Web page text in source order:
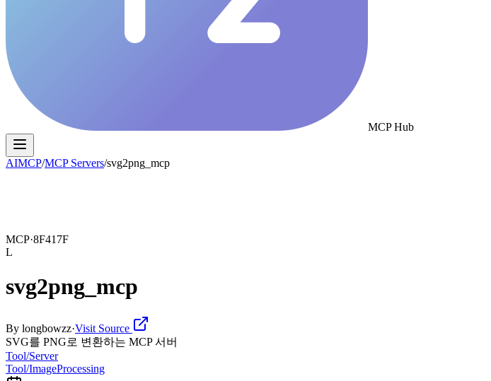
MCP Hub
AIMCP/MCP Servers/svg2png_mcp
MCP·8F417F
L
svg2png_mcp
By longbowzz·Visit Source
SVG를 PNG로 변환하는 MCP 서버
Tool/Server
Tool/ImageProcessing